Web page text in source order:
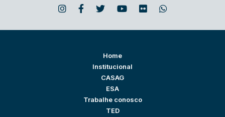
Home
Institucional
CASAG
ESA
Trabalhe conosco
TED